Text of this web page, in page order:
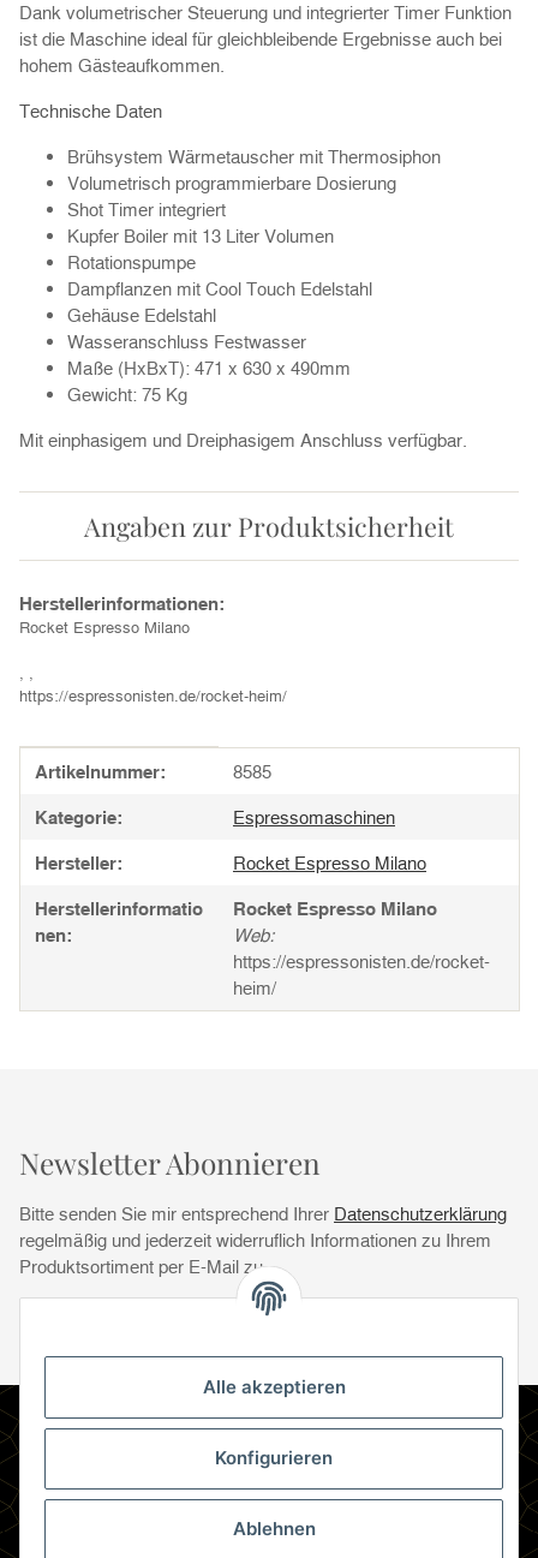
Alle akzeptieren
Konfigurieren
Ablehnen
Dank volumetrischer Steuerung und integrierter Timer Funktion
ist die Maschine ideal für gleichbleibende Ergebnisse auch bei
hohem Gästeaufkommen.
Technische Daten
Brühsystem Wärmetauscher mit Thermosiphon
Volumetrisch programmierbare Dosierung
Shot Timer integriert
Kupfer Boiler mit 13 Liter Volumen
Rotationspumpe
Dampflanzen mit Cool Touch Edelstahl
Gehäuse Edelstahl
Wasseranschluss Festwasser
Maße (HxBxT): 471 x 630 x 490mm
Gewicht: 75 Kg
Mit einphasigem und Dreiphasigem Anschluss verfügbar.
Angaben zur Produktsicherheit
Herstellerinformationen:
Rocket Espresso Milano
, ,
https://espressonisten.de/rocket-heim/
Produkteigenschaft
Wert
Artikelnummer: 8585
Kategorie: Espressomaschinen
Hersteller: Rocket Espresso Milano
Herstellerinformatio
nen:
Rocket Espresso Milano
Web:
https://espressonisten.de/rocket-
heim/
Newsletter Abonnieren
Bitte senden Sie mir entsprechend Ihrer Datenschutzerklärung
regelmäßig und jederzeit widerruflich Informationen zu Ihrem
Produktsortiment per E-Mail zu.
Newsletter Abonnieren
Informationen
Gesetzliche Informationen